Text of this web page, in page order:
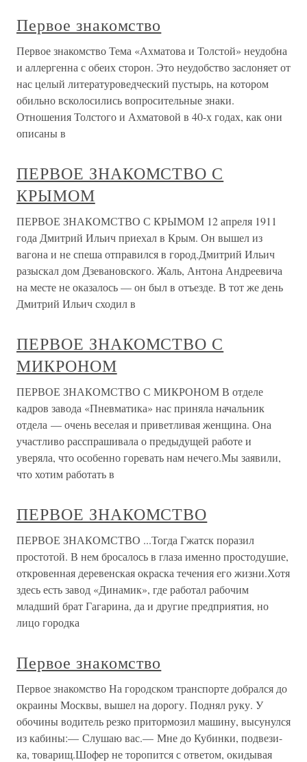
Первое знакомство
Первое знакомство Тема «Ахматова и Толстой» неудобна
и аллергенна с обеих сторон. Это неудобство заслоняет от
нас целый литературоведческий пустырь, на котором
обильно всколосились вопросительные знаки.
Отношения Толстого и Ахматовой в 40-х годах, как они
описаны в
ПЕРВОЕ ЗНАКОМСТВО С
КРЫМОМ
ПЕРВОЕ ЗНАКОМСТВО С КРЫМОМ 12 апреля 1911
года Дмитрий Ильич приехал в Крым. Он вышел из
вагона и не спеша отправился в город.Дмитрий Ильич
разыскал дом Дзевановского. Жаль, Антона Андреевича
на месте не оказалось — он был в отъезде. В тот же день
Дмитрий Ильич сходил в
ПЕРВОЕ ЗНАКОМСТВО С
МИКРОНОМ
ПЕРВОЕ ЗНАКОМСТВО С МИКРОНОМ В отделе
кадров завода «Пневматика» нас приняла начальник
отдела — очень веселая и приветливая женщина. Она
участливо расспрашивала о предыдущей работе и
уверяла, что особенно горевать нам нечего.Мы заявили,
что хотим работать в
ПЕРВОЕ ЗНАКОМСТВО
ПЕРВОЕ ЗНАКОМСТВО ...Тогда Гжатск поразил
простотой. В нем бросалось в глаза именно простодушие,
откровенная деревенская окраска течения его жизни.Хотя
здесь есть завод «Динамик», где работал рабочим
младший брат Гагарина, да и другие предприятия, но
лицо городка
Первое знакомство
Первое знакомство На городском транспорте добрался до
окраины Москвы, вышел на дорогу. Поднял руку. У
обочины водитель резко притормозил машину, высунулся
из кабины:— Слушаю вас.— Мне до Кубинки, подвези-
ка, товарищ.Шофер не торопится с ответом, окидывая